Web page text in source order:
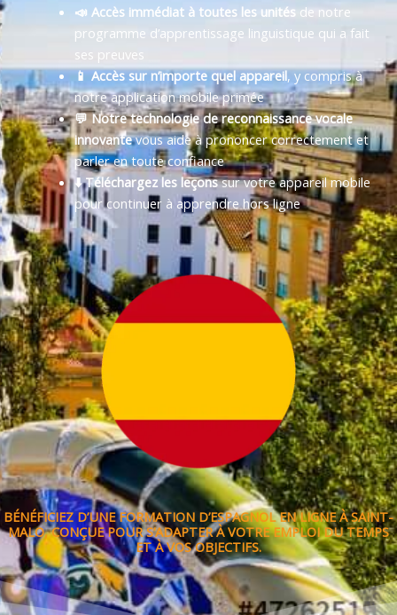
📣 Accès immédiat à toutes les unitésde notre
programme d’apprentissage linguistique qui a fait
ses preuves
📱 Accès sur n’importe quel appareil, y compris à
notre application mobile primée
💬 Notre technologie de reconnaissance vocale
innovantevous aide à prononcer correctement et
parler en toute confiance
⬇️ Téléchargez les leçonssur votre appareil mobile
pour continuer à apprendre hors ligne
BÉNÉFICIEZ D’UNE FORMATION D’ESPAGNOL EN LIGNE À SAINT-
MALO, CONÇUE POUR S’ADAPTER À VOTRE EMPLOI DU TEMPS
ET À VOS OBJECTIFS.